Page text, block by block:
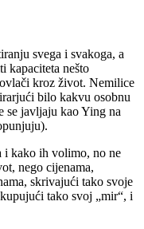
svega i svakoga, a
kapaciteta nešto
kroz život. Nemilice
bilo kakvu osobnu
se javljaju kao Ying na
i kako ih volimo, no ne
nego cijenama,
skrivajući tako svoje
tako svoj „mir“, i